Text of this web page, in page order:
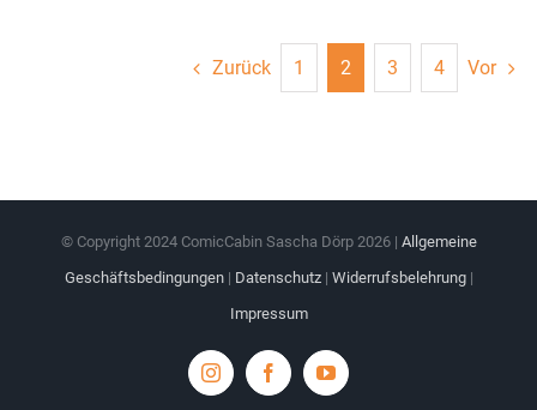
Zurück 1 2 3 4 Vor
© Copyright 2024 ComicCabin Sascha Dörp 2026 | Allgemeine
Geschäftsbedingungen| Datenschutz| Widerrufsbelehrung|
Impressum
InstagramFacebookYouTube